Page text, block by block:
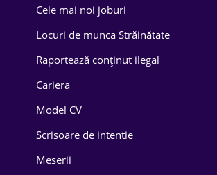
Drept
Educație / Training
Energetică
Farma
Cele mai noi joburi
Locuri de munca Străinătate
Raportează conținut ilegal
Cariera
Model CV
Scrisoare de intentie
Meserii